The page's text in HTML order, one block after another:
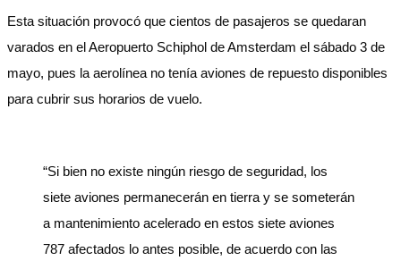
Esta situación provocó que cientos de pasajeros se quedaran
varados en el Aeropuerto Schiphol de Amsterdam el sábado 3 de
mayo, pues la aerolínea no tenía aviones de repuesto disponibles
para cubrir sus horarios de vuelo.
“Si bien no existe ningún riesgo de seguridad, los
siete aviones permanecerán en tierra y se someterán
a mantenimiento acelerado en estos siete aviones
787 afectados lo antes posible, de acuerdo con las